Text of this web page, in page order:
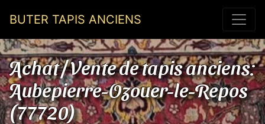
BUTER TAPIS ANCIENS
Achat / Vente de tapis anciens:
Aubepierre-Ozouer-le-Repos
(77720)